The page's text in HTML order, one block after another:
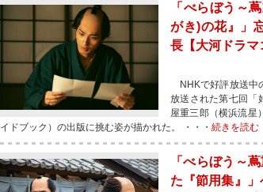
「べらぼう～
がき)の花』」
長【大河ドラマ
NHKで好評放送中
放送された第七回「
屋重三郎（横浜流星
イドブック）の出版に挑む姿が描かれた。 ・・・ 続きを読む
「べらぼう～
た『節用集』